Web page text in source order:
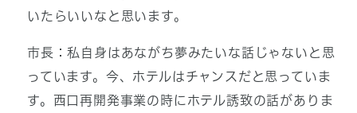
いたらいいなと思います。
市長：私自身はあながち夢みたいな話じゃないと思
っています。今、ホテルはチャンスだと思っていま
す。西口再開発事業の時にホテル誘致の話がありま